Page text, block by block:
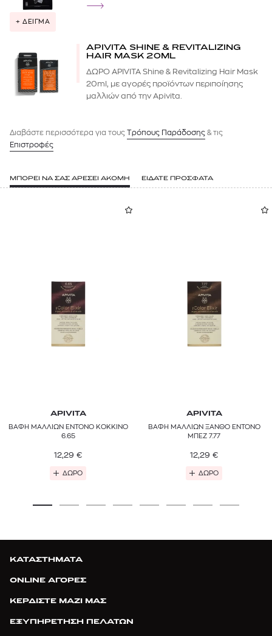
+ ΔΕΙΓΜΑ
APIVITA SHINE & REVITALIZING
HAIR MASK 20ML
ΔΩΡΟ APIVITA Shine & Revitalizing Hair Mask
20ml, με αγορές προϊόντων περιποίησης
μαλλιών από την Apivita.
Διαβάστε περισσότερα για τους Tρόπους Παράδοσης & τις
Επιστροφές
ΜΠΟΡΕΙ ΝΑ ΣΑΣ ΑΡΕΣΕΙ ΑΚΟΜΗ ΕΙΔΑΤΕ ΠΡΟΣΦΑΤΑ
APIVITA
ΒΑΦΗ ΜΑΛΛΙΩΝ ΕΝΤΟΝΟ ΚΟΚΚΙΝΟ
6.65
12,29 €
ΔΩΡΟ
APIVITA
ΒΑΦΗ ΜΑΛΛΙΩΝ ΞΑΝΘΟ ΕΝΤΟΝΟ
ΜΠΕΖ 7.77
12,29 €
ΔΩΡΟ
ΚΑΤΑΣΤΗΜΑΤΑ
ONLINE ΑΓΟΡΕΣ
ΚΕΡΔΙΣΤΕ ΜΑΖΙ ΜΑΣ
ΕΞΥΠΗΡΕΤΗΣΗ ΠΕΛΑΤΩΝ